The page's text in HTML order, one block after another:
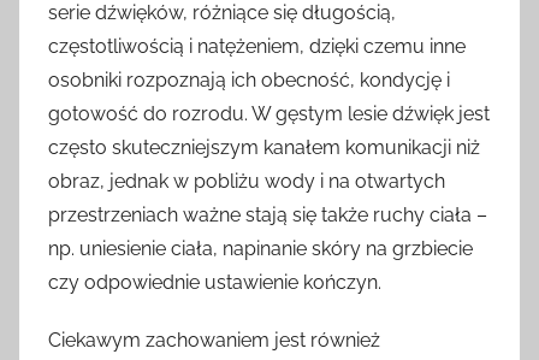
serie dźwięków, różniące się długością,
częstotliwością i natężeniem, dzięki czemu inne
osobniki rozpoznają ich obecność, kondycję i
gotowość do rozrodu. W gęstym lesie dźwięk jest
często skuteczniejszym kanałem komunikacji niż
obraz, jednak w pobliżu wody i na otwartych
przestrzeniach ważne stają się także ruchy ciała –
np. uniesienie ciała, napinanie skóry na grzbiecie
czy odpowiednie ustawienie kończyn.
Ciekawym zachowaniem jest również